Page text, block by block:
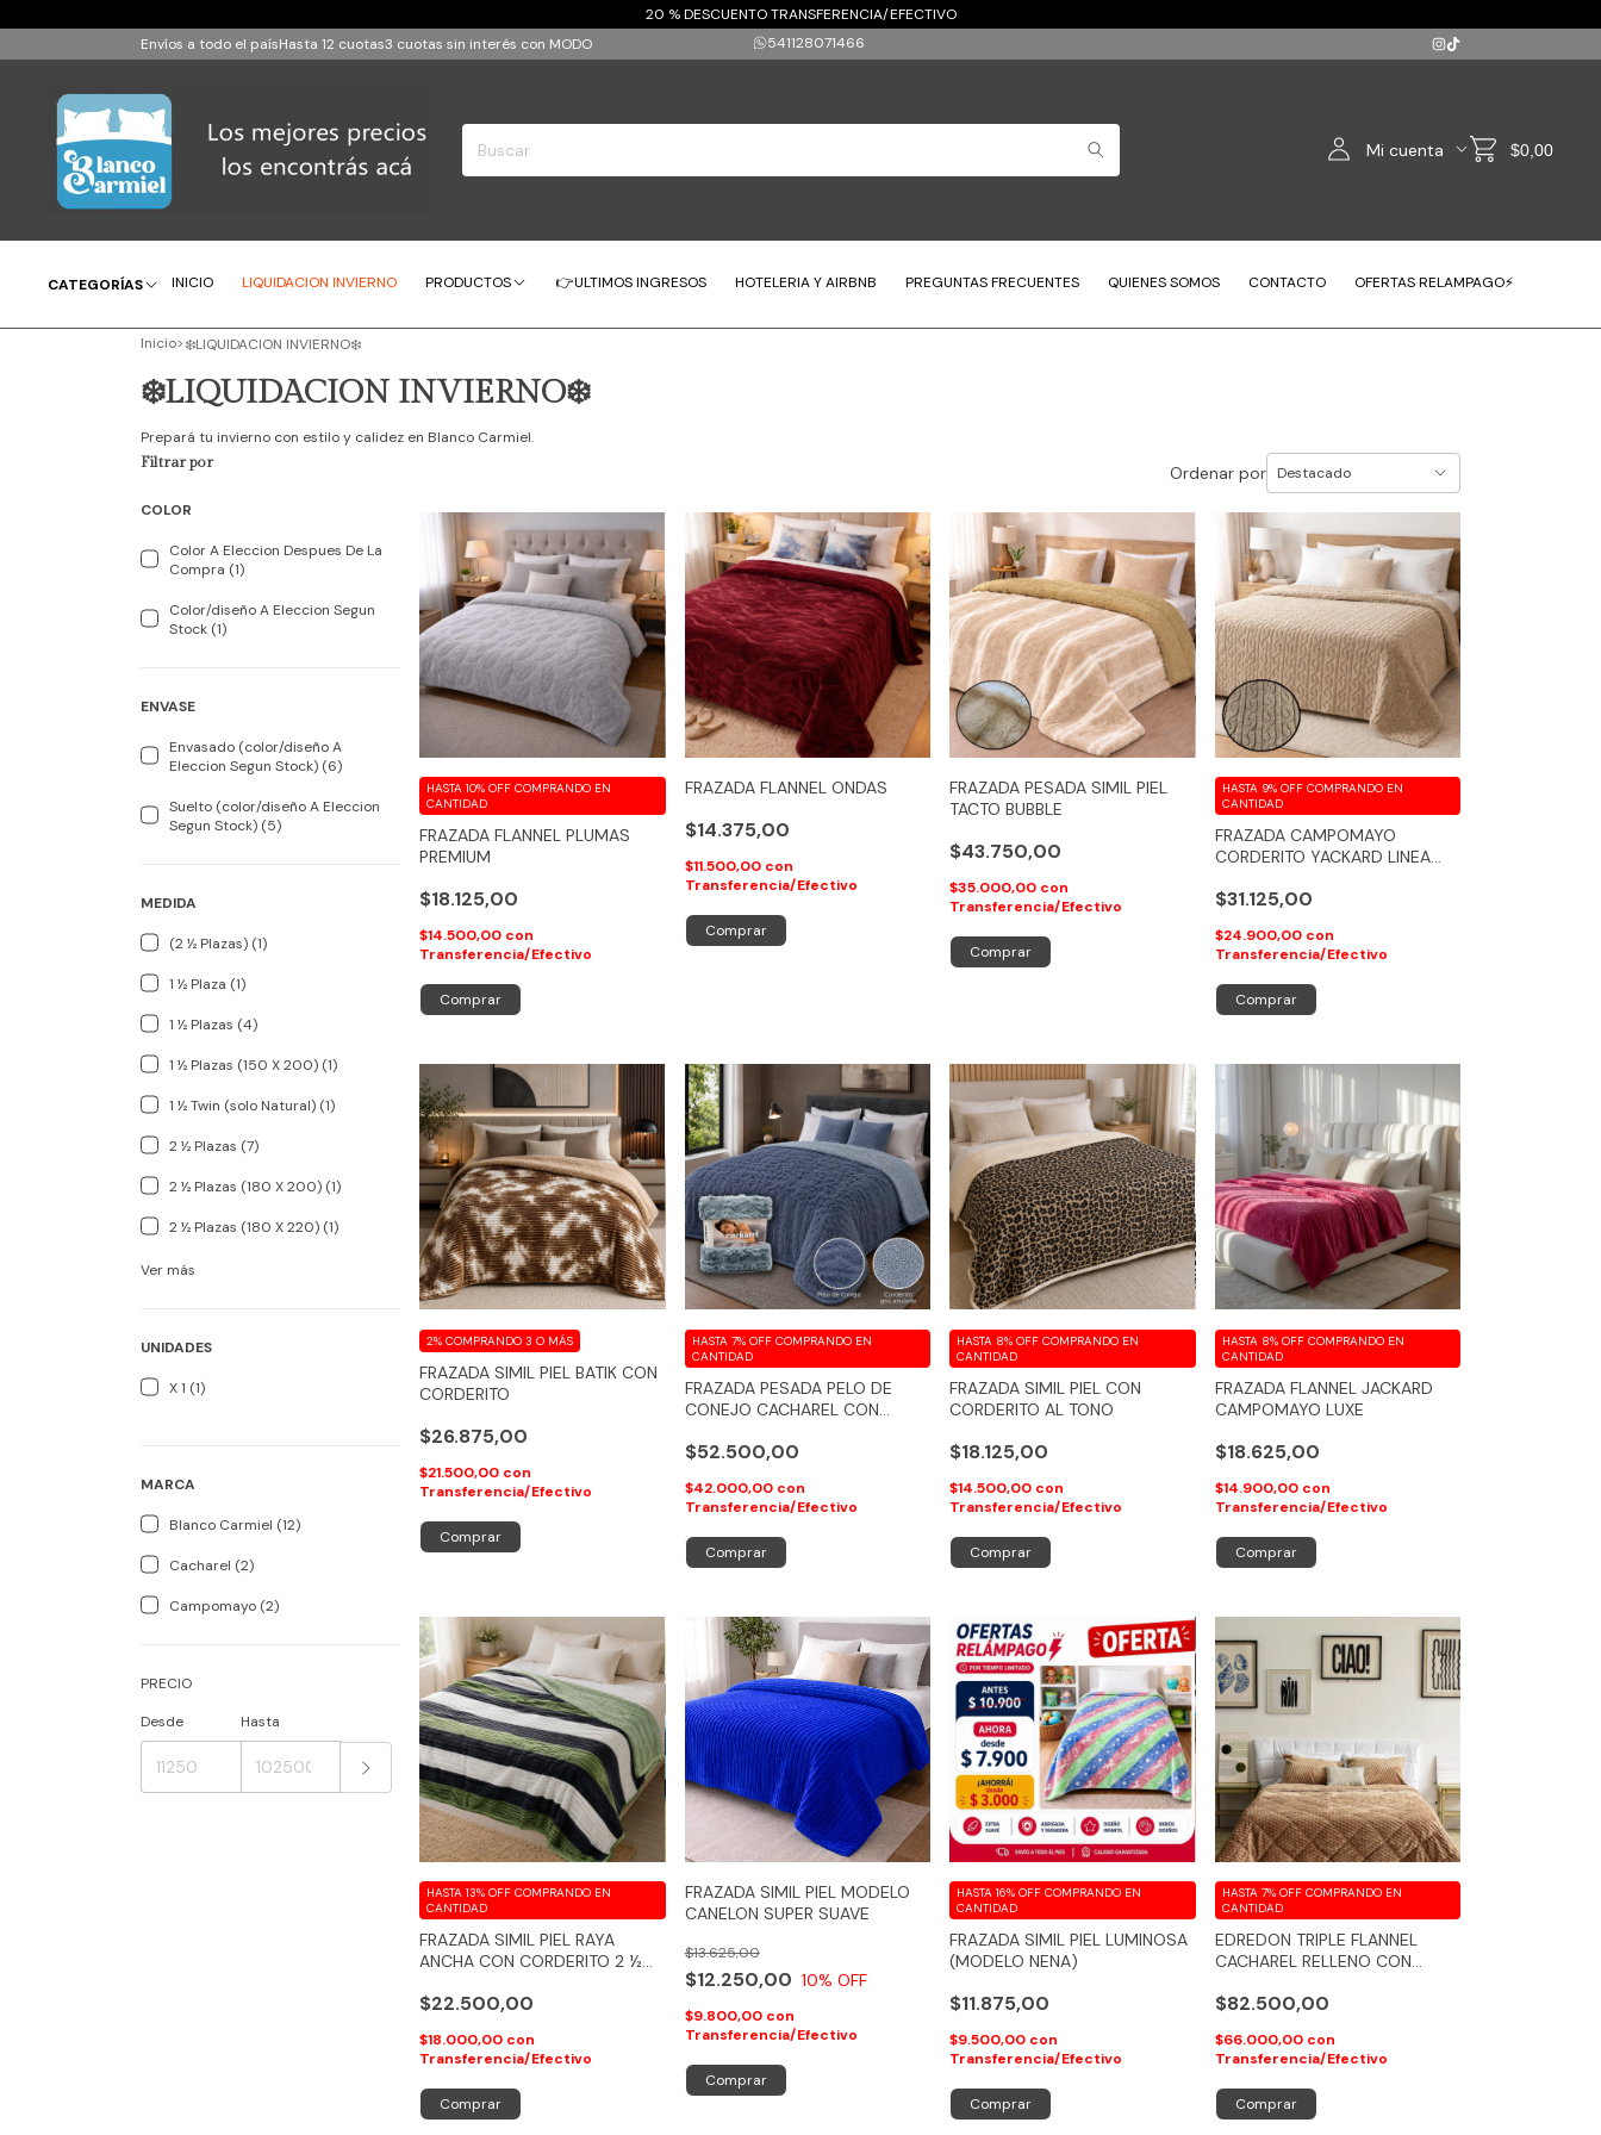
20 % DESCUENTO TRANSFERENCIA/EFECTIVO
Envíos a todo el paísHasta 12 cuotas3 cuotas sin interés con MODO 541128071466
Mi cuenta $0,00
CATEGORÍAS INICIO LIQUIDACION INVIERNO PRODUCTOS 👉ULTIMOS INGRESOS HOTELERIA Y AIRBNB PREGUNTAS FRECUENTES QUIENES SOMOS CONTACTO OFERTAS RELAMPAGO⚡
Inicio>❄️LIQUIDACION INVIERNO❄️
❄️LIQUIDACION INVIERNO❄️
Prepará tu invierno con estilo y calidez en Blanco Carmiel.
Filtrar por
COLOR
Color A Eleccion Despues De La
Compra (1)
Color/diseño A Eleccion Segun
Stock (1)
ENVASE
Envasado (color/diseño A
Eleccion Segun Stock) (6)
Suelto (color/diseño A Eleccion
Segun Stock) (5)
MEDIDA
(2 ½ Plazas) (1)
1 ½ Plaza (1)
1 ½ Plazas (4)
1 ½ Plazas (150 X 200) (1)
1 ½ Twin (solo Natural) (1)
2 ½ Plazas (7)
2 ½ Plazas (180 X 200) (1)
2 ½ Plazas (180 X 220) (1)
Ver más
UNIDADES
X 1 (1)
MARCA
Blanco Carmiel (12)
Cacharel (2)
Campomayo (2)
PRECIO
Desde
Hasta
Ordenar por
FRAZADA FLANNEL PLUMAS
PREMIUM
$18.125,00
HASTA 10% OFF COMPRANDO EN
CANTIDAD
$14.500,00 con
Transferencia/Efectivo
Comprar
FRAZADA FLANNEL ONDAS
$14.375,00
$11.500,00 con
Transferencia/Efectivo
Comprar
FRAZADA PESADA SIMIL PIEL
TACTO BUBBLE
$43.750,00
$35.000,00 con
Transferencia/Efectivo
Comprar
FRAZADA CAMPOMAYO
CORDERITO YACKARD LINEA
$31.125,00
HASTA 9% OFF COMPRANDO EN
CANTIDAD
$24.900,00 con
Transferencia/Efectivo
Comprar
FRAZADA SIMIL PIEL BATIK CON
CORDERITO
$26.875,00
2%COMPRANDO 3 O MÁS
$21.500,00 con
Transferencia/Efectivo
Comprar
FRAZADA PESADA PELO DE
CONEJO CACHAREL CON
$52.500,00
HASTA 7% OFF COMPRANDO EN
CANTIDAD
$42.000,00 con
Transferencia/Efectivo
Comprar
FRAZADA SIMIL PIEL CON
CORDERITO AL TONO
$18.125,00
HASTA 8% OFF COMPRANDO EN
CANTIDAD
$14.500,00 con
Transferencia/Efectivo
Comprar
FRAZADA FLANNEL JACKARD
CAMPOMAYO LUXE
$18.625,00
HASTA 8% OFF COMPRANDO EN
CANTIDAD
$14.900,00 con
Transferencia/Efectivo
Comprar
FRAZADA SIMIL PIEL RAYA
ANCHA CON CORDERITO 2 ½
$22.500,00
HASTA 13% OFF COMPRANDO EN
CANTIDAD
$18.000,00 con
Transferencia/Efectivo
Comprar
FRAZADA SIMIL PIEL MODELO
CANELON SUPER SUAVE
$12.250,00
$13.625,00
10% OFF
$9.800,00 con
Transferencia/Efectivo
Comprar
FRAZADA SIMIL PIEL LUMINOSA
(MODELO NENA)
$11.875,00
HASTA 16% OFF COMPRANDO EN
CANTIDAD
$9.500,00 con
Transferencia/Efectivo
Comprar
EDREDON TRIPLE FLANNEL
CACHAREL RELLENO CON
FUNDA DE ALMOHADA
$82.500,00
HASTA 7% OFF COMPRANDO EN
CANTIDAD
$66.000,00 con
Transferencia/Efectivo
Comprar